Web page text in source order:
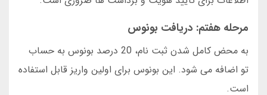
مرحله هفتم: دریافت بونوس
به محض کامل شدن ثبت نام، 20 درصد بونوس به حساب
تو اضافه می شود. این بونوس برای اولین واریز قابل استفاده
است.